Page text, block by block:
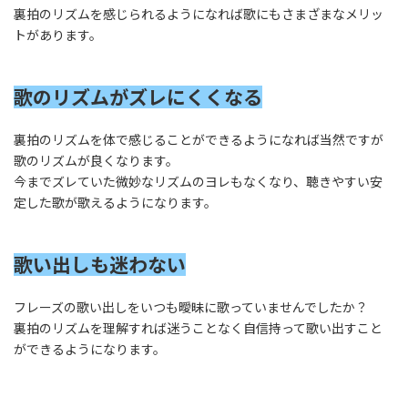
裏拍のリズムを感じられるようになれば歌にもさまざまなメリッ
トがあります。
歌のリズムがズレにくくなる
裏拍のリズムを体で感じることができるようになれば当然ですが
歌のリズムが良くなります。
今までズレていた微妙なリズムのヨレもなくなり、聴きやすい安
定した歌が歌えるようになります。
歌い出しも迷わない
フレーズの歌い出しをいつも曖昧に歌っていませんでしたか？
裏拍のリズムを理解すれば迷うことなく自信持って歌い出すこと
ができるようになります。